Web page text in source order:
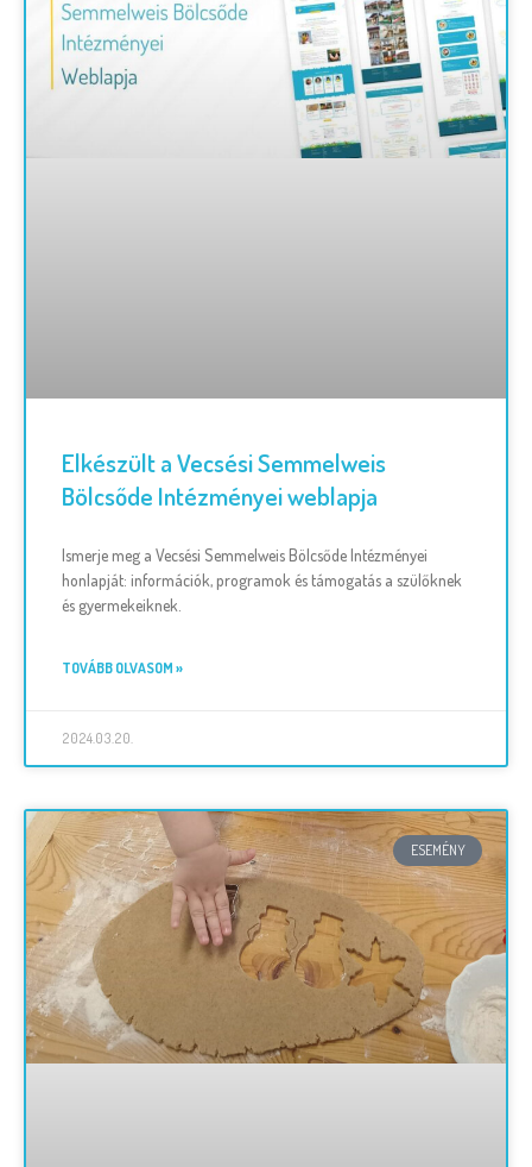
Elkészült a Vecsési Semmelweis
Bölcsőde Intézményei weblapja
Ismerje meg a Vecsési Semmelweis Bölcsőde Intézményei
honlapját: információk, programok és támogatás a szülőknek
és gyermekeiknek.
TOVÁBB OLVASOM »
2024.03.20.
ESEMÉNY